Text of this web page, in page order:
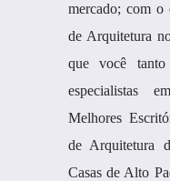
mercado; com
de Arquitetura
que você
especialistas
Melhores
de Arquitetura
Casas de Alto